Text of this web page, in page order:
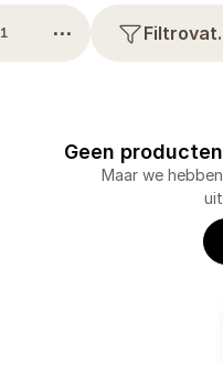
1 ⋯
Geen
Maar we